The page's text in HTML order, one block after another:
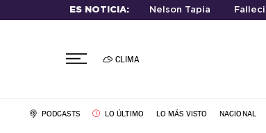
ES NOTICIA: Nelson Tapia
CLIMA
PODCASTS LO ÚLTIMO LO MÁS VISTO NACIONAL